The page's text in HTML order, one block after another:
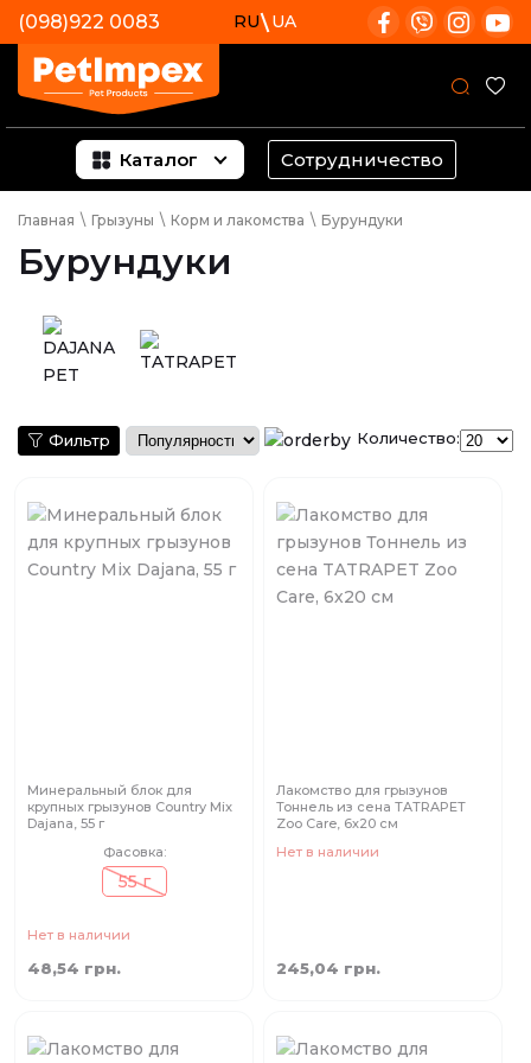
(098)922 0083 RU UA
Каталог Сотрудничество
Главная \ Грызуны \ Корм и лакомства \ Бурундуки
Бурундуки
Фильтр Количество:
Минеральный блок для
крупных грызунов Country Mix
Dajana, 55 г
Фасовка:
55 г
Нет в наличии
48,54 грн.
Лакомство для грызунов
Тоннель из сена TATRAPET
Zoo Care, 6х20 см
Нет в наличии
245,04 грн.